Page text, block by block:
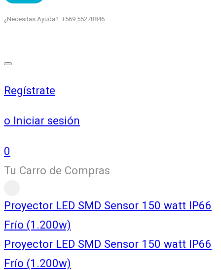
¿Necesitas Ayuda?: +569 55278846
Regístrate
o Iniciar sesión
0
Tu Carro de Compras
Proyector LED SMD Sensor 150 watt IP66
Frío (1.200w)
Proyector LED SMD Sensor 150 watt IP66
Frío (1.200w)